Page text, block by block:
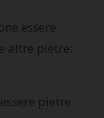
essere
altre pietre:
pietre